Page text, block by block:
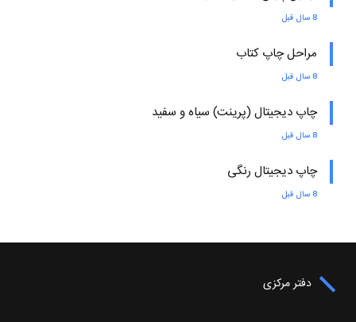
8 سال قبل
مراحل چاپ کتاب
8 سال قبل
چاپ دیجیتال (پرینت) سیاه و سفید
8 سال قبل
چاپ دیجیتال رنگی
8 سال قبل
دفتر مرکزی